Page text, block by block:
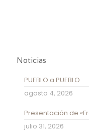
Noticias
PUEBLO a PUEBLO
agosto 4, 2026
Presentación de
julio 31, 2026